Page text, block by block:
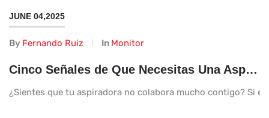
JUNE 04,2025
By Fernando Ruiz In Monitor
Cinco Señales de Que Necesitas Una Aspiradora Más Potente en Tu Hogar
¿Sientes que tu aspiradora no colabora mucho contigo? Si